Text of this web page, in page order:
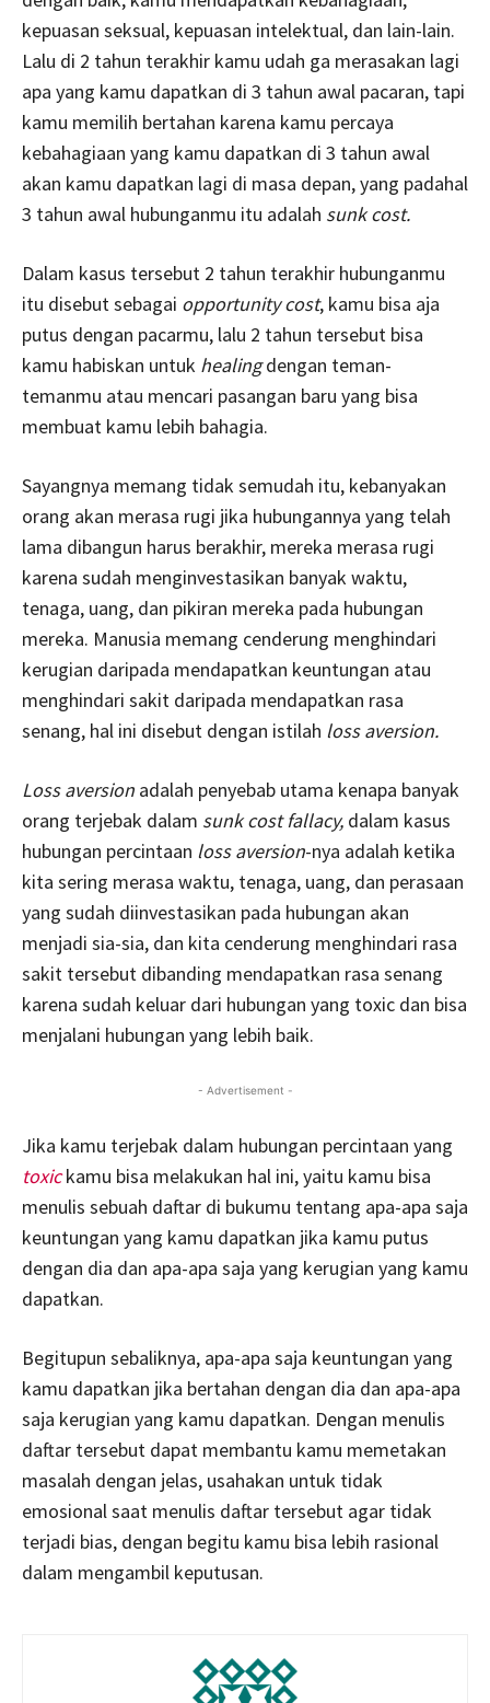
kepuasan seksual, kepuasan intelektual, dan lain-lain.
Lalu di 2 tahun terakhir kamu udah ga merasakan lagi
apa yang kamu dapatkan di 3 tahun awal pacaran, tapi
kamu memilih bertahan karena kamu percaya
kebahagiaan yang kamu dapatkan di 3 tahun awal
akan kamu dapatkan lagi di masa depan, yang padahal
3 tahun awal hubunganmu itu adalah sunk cost.
Dalam kasus tersebut 2 tahun terakhir hubunganmu
itu disebut sebagai opportunity cost, kamu bisa aja
putus dengan pacarmu, lalu 2 tahun tersebut bisa
kamu habiskan untuk healingdengan teman-
temanmu atau mencari pasangan baru yang bisa
membuat kamu lebih bahagia.
Sayangnya memang tidak semudah itu, kebanyakan
orang akan merasa rugi jika hubungannya yang telah
lama dibangun harus berakhir, mereka merasa rugi
karena sudah menginvestasikan banyak waktu,
tenaga, uang, dan pikiran mereka pada hubungan
mereka. Manusia memang cenderung menghindari
kerugian daripada mendapatkan keuntungan atau
menghindari sakit daripada mendapatkan rasa
senang, hal ini disebut dengan istilah loss aversion.
Loss aversion adalah penyebab utama kenapa banyak
orang terjebak dalam sunk cost fallacy, dalam kasus
hubungan percintaan loss aversion-nya adalah ketika
kita sering merasa waktu, tenaga, uang, dan perasaan
yang sudah diinvestasikan pada hubungan akan
menjadi sia-sia, dan kita cenderung menghindari rasa
sakit tersebut dibanding mendapatkan rasa senang
karena sudah keluar dari hubungan yang toxic dan bisa
menjalani hubungan yang lebih baik.
- Advertisement -
Jika kamu terjebak dalam hubungan percintaan yang
toxickamu bisa melakukan hal ini, yaitu kamu bisa
menulis sebuah daftar di bukumu tentang apa-apa saja
keuntungan yang kamu dapatkan jika kamu putus
dengan dia dan apa-apa saja yang kerugian yang kamu
dapatkan.
Begitupun sebaliknya, apa-apa saja keuntungan yang
kamu dapatkan jika bertahan dengan dia dan apa-apa
saja kerugian yang kamu dapatkan. Dengan menulis
daftar tersebut dapat membantu kamu memetakan
masalah dengan jelas, usahakan untuk tidak
emosional saat menulis daftar tersebut agar tidak
terjadi bias, dengan begitu kamu bisa lebih rasional
dalam mengambil keputusan.